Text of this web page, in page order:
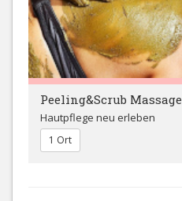
Peeling&Scrub Massage
Hautpflege neu erleben
1 Ort